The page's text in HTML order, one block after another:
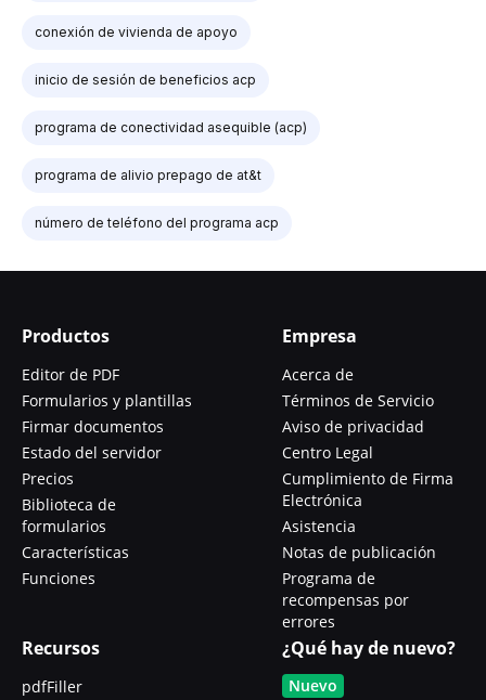
conexión de vivienda de apoyo
inicio de sesión de beneficios acp
programa de conectividad asequible (acp)
programa de alivio prepago de at&t
número de teléfono del programa acp
Productos
Editor de PDF
Formularios y plantillas
Firmar documentos
Estado del servidor
Precios
Biblioteca de
formularios
Características
Funciones
Empresa
Acerca de
Términos de Servicio
Aviso de privacidad
Centro Legal
Cumplimiento de Firma
Electrónica
Asistencia
Notas de publicación
Programa de
recompensas por
errores
Recursos
pdfFiller
¿Qué hay de nuevo?
Nuevo